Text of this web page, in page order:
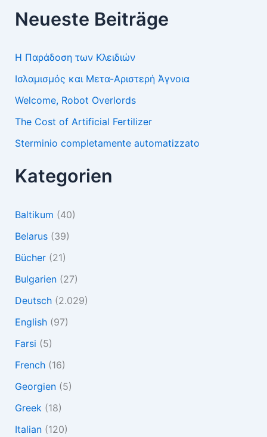
Neueste Beiträge
Η Παράδοση των Κλειδιών
Ισλαμισμός και Μετα-Αριστερή Άγνοια
Welcome, Robot Overlords
The Cost of Artificial Fertilizer
Sterminio completamente automatizzato
Kategorien
Baltikum (40)
Belarus(39)
Bücher(21)
Bulgarien(27)
Deutsch(2.029)
English(97)
Farsi (5)
French(16)
Georgien(5)
Greek(18)
Italian(120)